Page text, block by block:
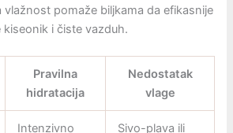
vlažnost pomaže biljkama da efikasnije
kiseonik i čiste vazduh.
Pravilna
hidratacija
Nedostatak
vlage
Intenzivno Sivo-plava ili